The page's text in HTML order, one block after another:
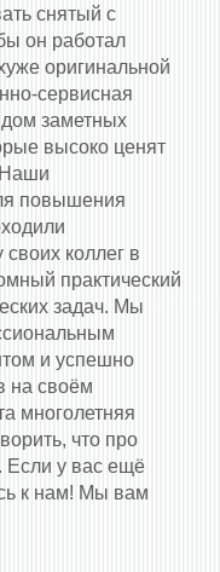
снятый с
он работал
оригинальной
сервисная
заметных
высоко ценят
повышения
коллег в
практический
задач. Мы
и успешно
на своём
многолетняя
что про
Если у вас ещё
к нам! Мы вам